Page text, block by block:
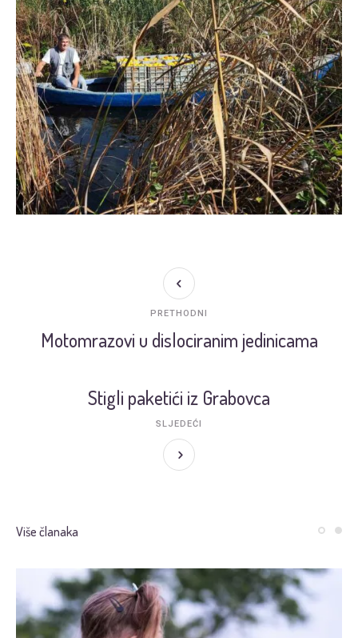
Motomrazovi u dislociranim jedinicama
PRETHODNI
Stigli paketići iz Grabovca
SLJEDEĆI
Više članaka